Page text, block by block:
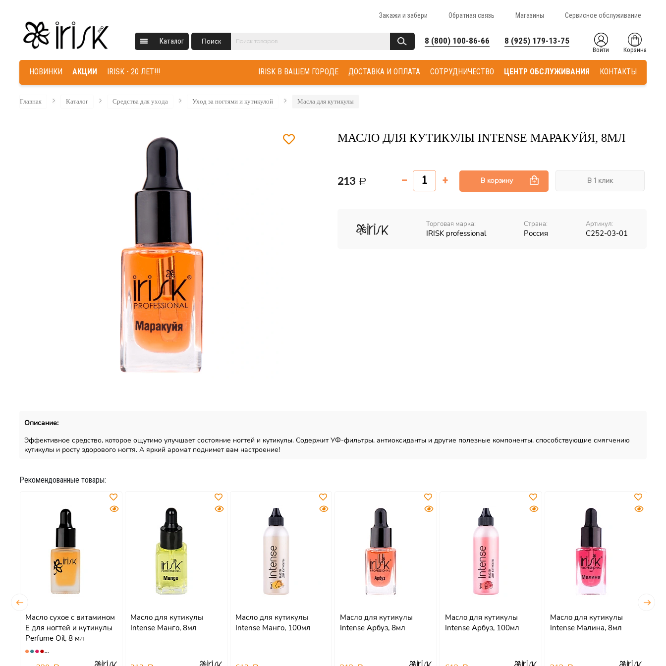
Закажи и забери Обратная связь Магазины Сервисное обслуживание
Каталог Поиск 8 (800) 100-86-66 8 (925) 179-13-75
Войти Корзина
НОВИНКИ АКЦИИ IRISK - 20 ЛЕТ!!! КОНТАКТЫ
ЦЕНТР ОБСЛУЖИВАНИЯ
СОТРУДНИЧЕСТВО
ДОСТАВКА И ОПЛАТА
IRISK В ВАШЕМ ГОРОДЕ
Главная Каталог Средства для ухода Уход за ногтями и кутикулой Масла для кутикулы
МАСЛО ДЛЯ КУТИКУЛЫ INTENSE МАРАКУЙЯ, 8МЛ
213 В корзину В 1 клик
Торговая марка:
IRISK professional
Страна:
Россия
Артикул:
С252-03-01
Описание:
Эффективное средство, которое ощутимо улучшает состояние ногтей и кутикулы. Содержит УФ-фильтры, антиоксиданты и другие полезные компоненты, способствующие смягчению
кутикулы и росту здорового ногтя. А яркий аромат поднимет вам настроение!
Рекомендованные товары:
Масло сухое с витамином
Е для ногтей и кутикулы
Perfume Oil, 8 мл
Масло для кутикулы
Intense Манго, 8мл
Масло для кутикулы
Intense Манго, 100мл
Масло для кутикулы
Intense Арбуз, 8мл
Масло для кутикулы
Intense Арбуз, 100мл
Масло для кутикулы
Intense Малина, 8мл